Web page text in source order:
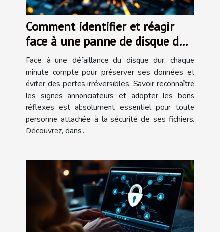
Comment identifier et réagir
face à une panne de disque dur
?
Face à une défaillance du disque dur, chaque
minute compte pour préserver ses données et
éviter des pertes irréversibles. Savoir reconnaître
les signes annonciateurs et adopter les bons
réflexes est absolument essentiel pour toute
personne attachée à la sécurité de ses fichiers.
Découvrez, dans...